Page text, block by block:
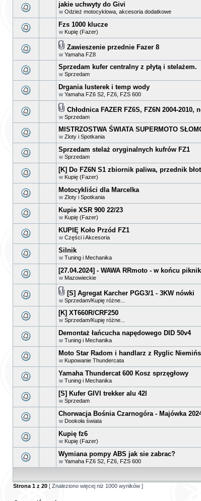
jakie uchwyty do Givi
w Odzież motocyklowa, akcesoria dodatkowe
Fzs 1000 klucze
w Kupię (Fazer)
Zawieszenie przednie Fazer 8
w Yamaha FZ8
Sprzedam kufer centralny z płytą i stelażem.
w Sprzedam
Drgania lusterek i temp wody
w Yamaha FZ6 S2, FZ6, FZS 600
Chłodnica FAZER FZ6S, FZ6N 2004-2010,
w Sprzedam
MISTRZOSTWA ŚWIATA SUPERMOTO
w Zloty i Spotkania
Sprzedam stelaż oryginalnych kufrów FZ1
w Sprzedam
[K] Do FZ6N S1 zbiornik paliwa, przednik
w Kupię (Fazer)
Motocykliści dla Marcelka
w Zloty i Spotkania
Kupie XSR 900 22/23
w Kupię (Fazer)
KUPIĘ Koło Przód FZ1
w Części i Akcesoria
Silnik
w Tuning i Mechanika
[27.04.2024] - WAWA RRmoto - w końcu
w Mazowieckie
[S] Agregat Karcher PGG3/1 - 3KW nówki
w Sprzedam/Kupię różne...
[K] XT660R/CRF250
w Sprzedam/Kupię różne...
Demontaż łańcucha napędowego DID 50v4
w Tuning i Mechanika
Moto Star Radom i handlarz z Ryglic
w Kupowanie Thundercata
Yamaha Thundercat 600 Kosz sprzęgłowy
w Tuning i Mechanika
[S] Kufer GIVI trekker alu 42l
w Sprzedam
Chorwacja Bośnia Czarnogóra - Majówka
w Dookoła świata
Kupię fz6
w Kupię (Fazer)
Wymiana pompy ABS jak sie zabrac?
w Yamaha FZ6 S2, FZ6, FZS 600
Strona 1 z 20 [ Znaleziono więcej niż 1000 wyników ]